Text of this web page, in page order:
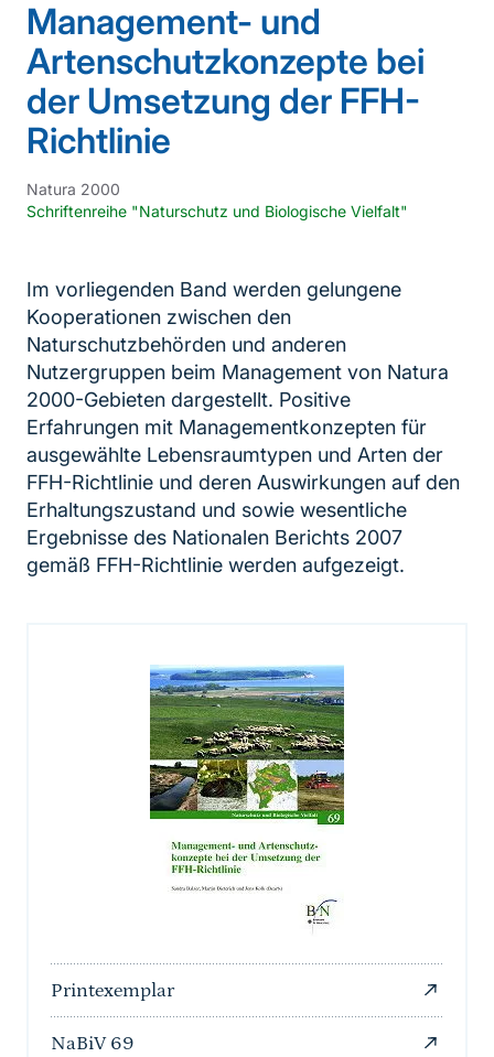
Management- und
Artenschutzkonzepte bei
der Umsetzung der FFH-
Richtlinie
Natura 2000
Schriftenreihe "Naturschutz und Biologische Vielfalt"
Im vorliegenden Band werden gelungene
Kooperationen zwischen den
Naturschutzbehörden und anderen
Nutzergruppen beim Management von Natura
2000-Gebieten dargestellt. Positive
Erfahrungen mit Managementkonzepten für
ausgewählte Lebensraumtypen und Arten der
FFH-Richtlinie und deren Auswirkungen auf den
Erhaltungszustand und sowie wesentliche
Ergebnisse des Nationalen Berichts 2007
gemäß FFH-Richtlinie werden aufgezeigt.
Printexemplar
NaBiV 69